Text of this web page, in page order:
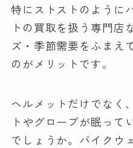
特にストストのように
トの買取を扱う専門店
ズ・季節需要をふまえ
のがメリットです。
ヘルメットだけでなく
トやグローブが眠って
でしょうか。バイクウ